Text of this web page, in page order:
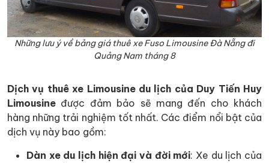
Những lưu ý về bảng giá thuê xe Fuso Limousine Đà Nẵng đi
Quảng Nam tháng 8
Dịch vụ thuê xe Limousine du lịch của Duy Tiến Huy
Limousine được đảm bảo sẽ mang đến cho khách
hàng những trải nghiệm tốt nhất. Các điểm nổi bật của
dịch vụ này bao gồm:
Dàn xe du lịch hiện đại và đời mới: Xe du lịch của